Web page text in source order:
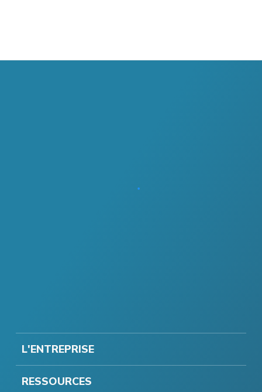
L'ENTREPRISE
RESSOURCES